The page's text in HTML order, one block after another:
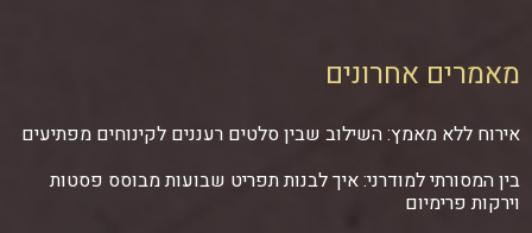
מאמרים אחרונים
אירוח ללא מאמץ: השילוב שבין סלטים רעננים לקינוחים מפתיעים
בין המסורתי למודרני: איך לבנות תפריט שבועות מבוסס פסטות
וירקות פרימיום